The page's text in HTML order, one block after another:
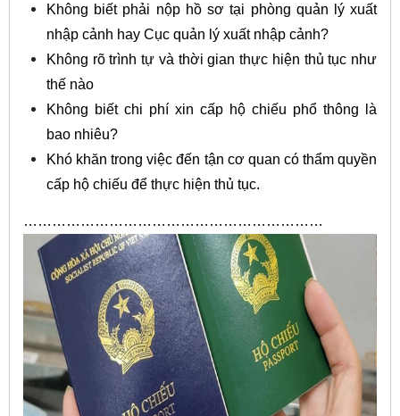
Không biết phải nộp hồ sơ tại phòng quản lý xuất
nhập cảnh hay Cục quản lý xuất nhập cảnh?
Không rõ trình tự và thời gian thực hiện thủ tục như
thế nào
Không biết chi phí xin cấp hộ chiếu phổ thông là
bao nhiêu?
Khó khăn trong việc đến tận cơ quan có thẩm quyền
cấp hộ chiếu để thực hiện thủ tục.
………………………………………………………